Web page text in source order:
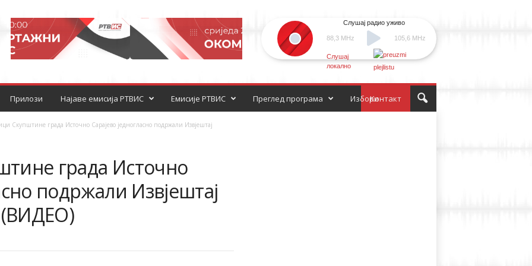
88,3 MHz
Слушај радио уживо
105,6 MHz
Слушај
локално
Прилози Најаве емисија РТВИС Емисије РТВИС Контакт
Преглед програма Избори
Скупштине града Источно Сарајево једногласно подржали Извјештај
града Источно
подржали Извјештај
(ВИДЕО)